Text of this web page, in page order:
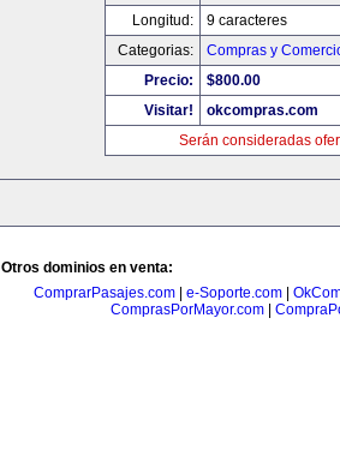
Longitud:
9 caracteres
Categorias:
Compras y
Precio:
$800.00
Visitar!
okcompras.com
Serán consideradas
Otros dominios en venta:
ComprarPasajes.com
e-Soporte.com
ComprasPorMayor.com|